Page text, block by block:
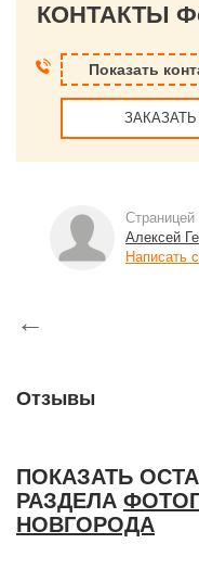
Показать
ЗАКАЗАТЬ
Страницей
Алексей
Написать
←
Отзывы
ПОКАЗАТЬ
РАЗДЕЛА
НОВГОРОДА